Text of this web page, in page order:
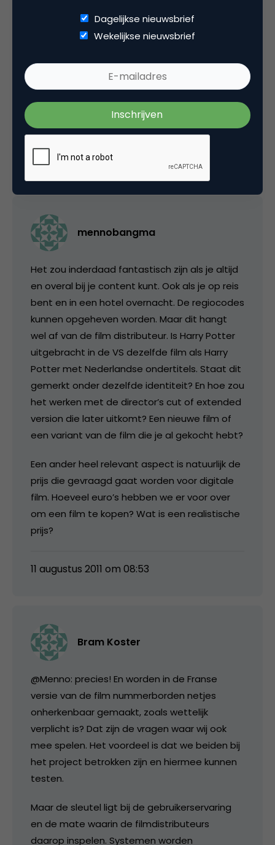
Tags
e-commerce, onderzoek, online video
3 Reacties
mennobangma
Het zou inderdaad fantastisch zijn als je altijd
en overal bij je content kunt. Ook als je op reis
bent en in een hotel overnacht. De regiocodes
kunnen opgeheven worden. Maar dit hangt
wel af van de film distributeur. Is Harry Potter
uitgebracht in de VS dezelfde film als Harry
Potter met Nederlandse ondertitels. Staat dit
gemerkt onder dezelfde identiteit? En hoe zou
het werken met de director’s cut of extended
version die later uitkomt? Een nieuwe film of
een variant van de film die je al gekocht hebt?
Een ander heel relevant aspect is natuurlijk de
prijs die gevraagd gaat worden voor digitale
film. Hoeveel euro’s hebben we er voor over
om een film te kopen? Wat is een realistische
prijs?
11 augustus 2011 om 08:53
Bram Koster
@Menno: precies! En worden in de Franse
versie van de film nummerborden netjes
onherkenbaar gemaakt, zoals wettelijk
verplicht is? Dat zijn de vragen waar wij ook
mee spelen. Het voordeel is dat we beiden bij
het project betrokken zijn en hiermee kunnen
testen.
Maar de sleutel ligt bij de gebruikerservaring
en de mate waarin de filmdistributeurs
daarop inspelen. Systemen worden
Dagelijkse nieuwsbrief
Wekelijkse nieuwsbrief